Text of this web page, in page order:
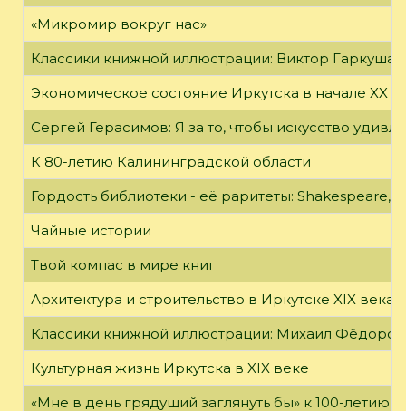
«Микромир вокруг нас»
Классики книжной иллюстрации: Виктор Гаркуша
Экономическое состояние Иркутска в начале XX
Сергей Герасимов: Я за то, чтобы искусство
К 80-летию Калининградской области
Гордость библиотеки - её раритеты: Shakespeare,
Чайные истории
Твой компас в мире книг
Архитектура и строительство в Иркутске XIX века
Классики книжной иллюстрации: Михаил Фёдоров
Культурная жизнь Иркутска в XIX веке
«Мне в день грядущий заглянуть бы» к 100-летию